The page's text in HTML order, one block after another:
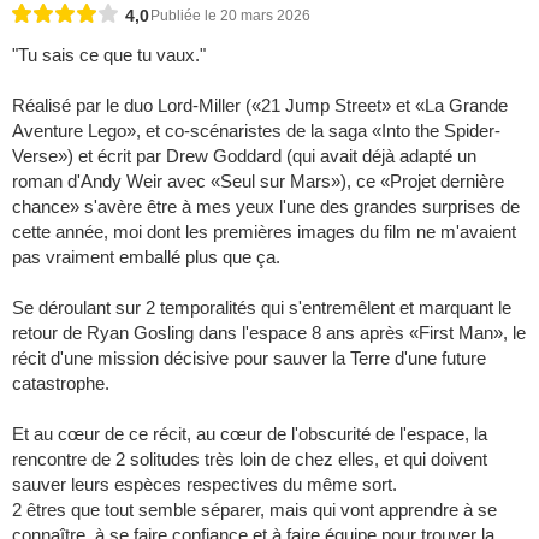
4,0 Publiée le 20 mars 2026
"Tu sais ce que tu vaux."
Réalisé par le duo Lord-Miller («21 Jump Street» et «La Grande
Aventure Lego», et co-scénaristes de la saga «Into the Spider-
Verse») et écrit par Drew Goddard (qui avait déjà adapté un
roman d'Andy Weir avec «Seul sur Mars»), ce «Projet dernière
chance» s'avère être à mes yeux l'une des grandes surprises de
cette année, moi dont les premières images du film ne m'avaient
pas vraiment emballé plus que ça.
Se déroulant sur 2 temporalités qui s'entremêlent et marquant le
retour de Ryan Gosling dans l'espace 8 ans après «First Man», le
récit d'une mission décisive pour sauver la Terre d'une future
catastrophe.
Et au cœur de ce récit, au cœur de l'obscurité de l'espace, la
rencontre de 2 solitudes très loin de chez elles, et qui doivent
sauver leurs espèces respectives du même sort.
2 êtres que tout semble séparer, mais qui vont apprendre à se